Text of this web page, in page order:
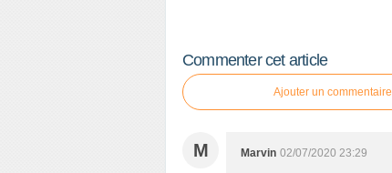
Commenter cet article
Ajouter un commentaire
M Marvin 02/07/2020 23:29